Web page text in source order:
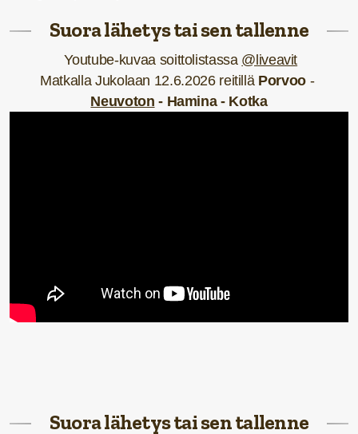
Suora lähetys tai sen tallenne
Youtube-kuvaa soittolistassa @liveavit
Matkalla Jukolaan 12.6.2026 reitillä Porvoo -
Neuvoton - Hamina - Kotka
Suora lähetys tai sen tallenne